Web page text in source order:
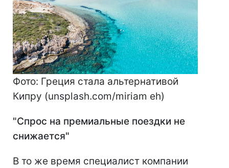
Фото: Греция стала альтернативой
Кипру (unsplash.com/miriam eh)
"Спрос на премиальные поездки не
снижается"
В то же время специалист компании